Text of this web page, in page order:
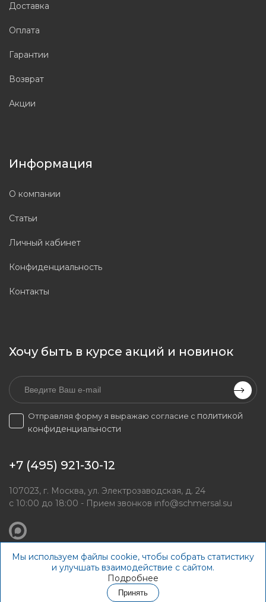
Доставка
Оплата
Гарантии
Возврат
Акции
Информация
О компании
Статьи
Личный кабинет
Конфиденциальность
Контакты
Хочу быть в курсе акций и новинок
Отправляя форму я выражаю согласие с политикой
конфиденциальности
+7 (495) 921-30-12
107023, г. Москва, ул. Электрозаводская, д. 24
с 10:00 до 18:00 - Прием звонков info@schmersal.su
© schmersal.su, 2026
Мы используем файлы cookie, чтобы собрать статистику
и улучшать взаимодействие с сайтом.
Подробнее
Принять